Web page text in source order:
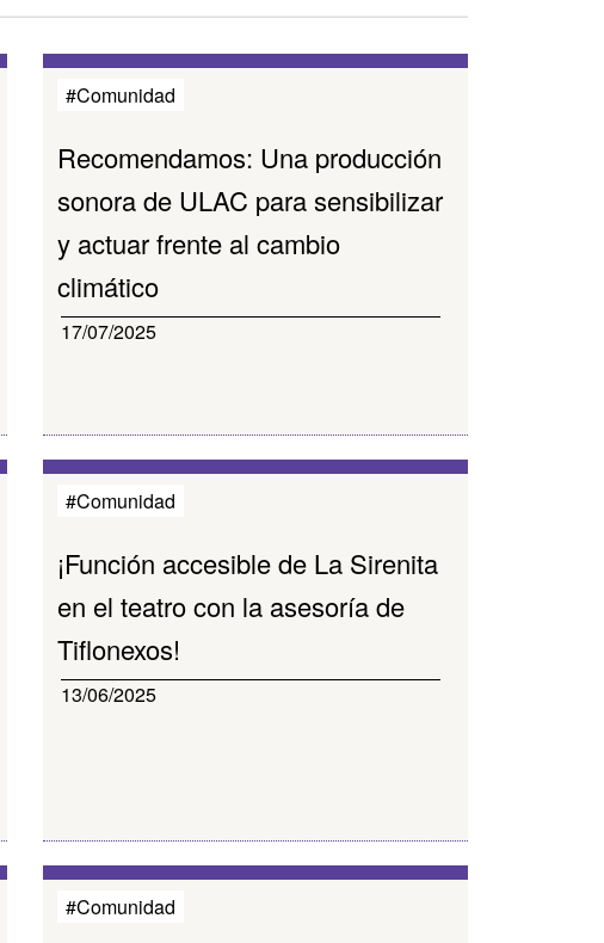
#Comunidad
Recomendamos: Una producción
sonora de ULAC para sensibilizar
y actuar frente al cambio
climático
17/07/2025
#Comunidad
¡Función accesible de La Sirenita
en el teatro con la asesoría de
Tiflonexos!
13/06/2025
#Comunidad